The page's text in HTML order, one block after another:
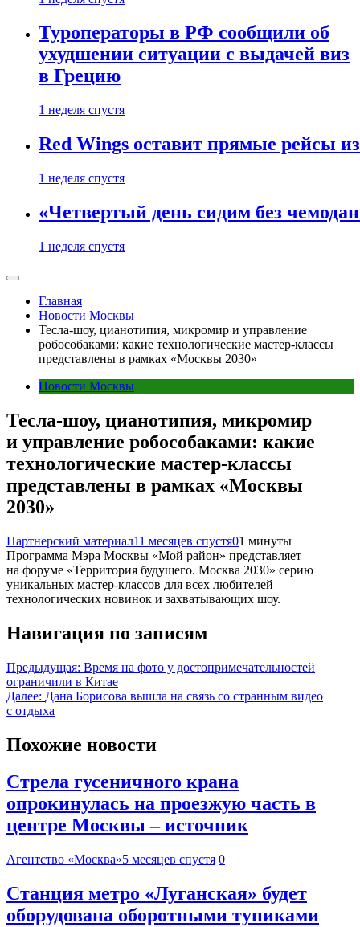
Туроператоры в РФ сообщили об
ухудшении ситуации с выдачей виз
в Грецию
1 неделя спустя
Red Wings оставит прямые рейсы
1 неделя спустя
«Четвертый день сидим без
1 неделя спустя
Главная
Новости Москвы
Тесла-шоу, цианотипия, микромир и управление
робособаками: какие технологические мастер-классы
представлены в рамках «Москвы 2030»
Новости Москвы
Тесла-шоу, цианотипия, микромир
и управление робособаками: какие
технологические мастер-классы
представлены в рамках «Москвы
2030»
Партнерский материал11 месяцев спустя01 минуты
Программа Мэра Москвы «Мой район» представляет
на форуме «Территория будущего. Москва 2030» серию
уникальных мастер-классов для всех любителей
технологических новинок и захватывающих шоу.
Навигация по записям
Предыдущая: Время на фото у достопримечательностей
ограничили в Китае
Далее: Дана Борисова вышла на связь со странным видео
с отдыха
Похожие новости
Стрела гусеничного крана
опрокинулась на проезжую часть в
центре Москвы – источник
Агентство «Москва»5 месяцев спустя 0
Станция метро «Луганская» будет
оборудована оборотными тупиками